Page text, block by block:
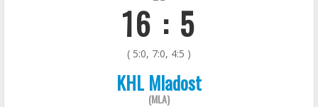
16 : 5
( 5:0, 7:0, 4:5 )
KHL Mladost
(MLA)